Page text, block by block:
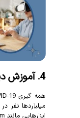
4. آموزش دیجیتال
میلیاردها نفر